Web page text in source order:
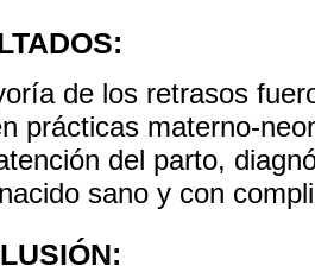
de los retrasos
prácticas materno-
del parto,
sano y con